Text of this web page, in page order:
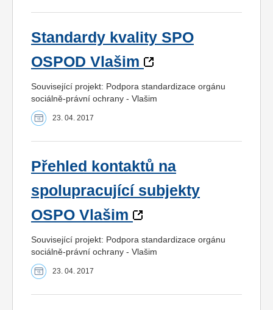
Standardy kvality SPO
OSPOD Vlašim
Související projekt: Podpora standardizace orgánu
sociálně-právní ochrany - Vlašim
23. 04. 2017
Přehled kontaktů na
spolupracující subjekty
OSPO Vlašim
Související projekt: Podpora standardizace orgánu
sociálně-právní ochrany - Vlašim
23. 04. 2017